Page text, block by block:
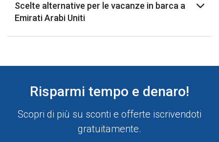
Scelte alternative per le vacanze in barca a
Emirati Arabi Uniti
Risparmi tempo e denaro!
Scopri di più su sconti e offerte iscrivendoti
gratuitamente.